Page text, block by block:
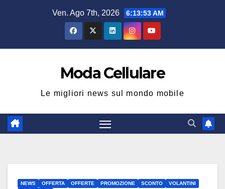
Ven. Ago 7th, 2026 6:13:53 AM
Moda Cellulare
Le migliori news sul mondo mobile
NEWS OFFERTA OFFERTE PROMOZIONE SCONTO
VOLANTINI